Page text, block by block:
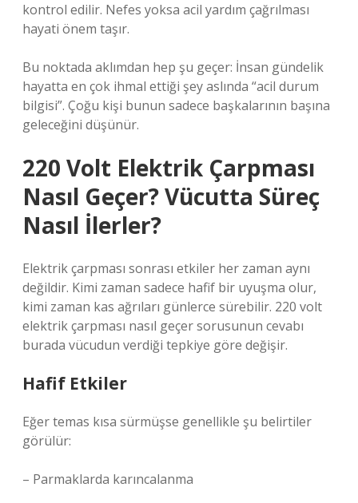
kontrol edilir. Nefes yoksa acil yardım çağrılması
hayati önem taşır.
Bu noktada aklımdan hep şu geçer: İnsan gündelik
hayatta en çok ihmal ettiği şey aslında “acil durum
bilgisi”. Çoğu kişi bunun sadece başkalarının başına
geleceğini düşünür.
220 Volt Elektrik Çarpması
Nasıl Geçer? Vücutta Süreç
Nasıl İlerler?
Elektrik çarpması sonrası etkiler her zaman aynı
değildir. Kimi zaman sadece hafif bir uyuşma olur,
kimi zaman kas ağrıları günlerce sürebilir. 220 volt
elektrik çarpması nasıl geçer sorusunun cevabı
burada vücudun verdiği tepkiye göre değişir.
Hafif Etkiler
Eğer temas kısa sürmüşse genellikle şu belirtiler
görülür:
– Parmaklarda karıncalanma